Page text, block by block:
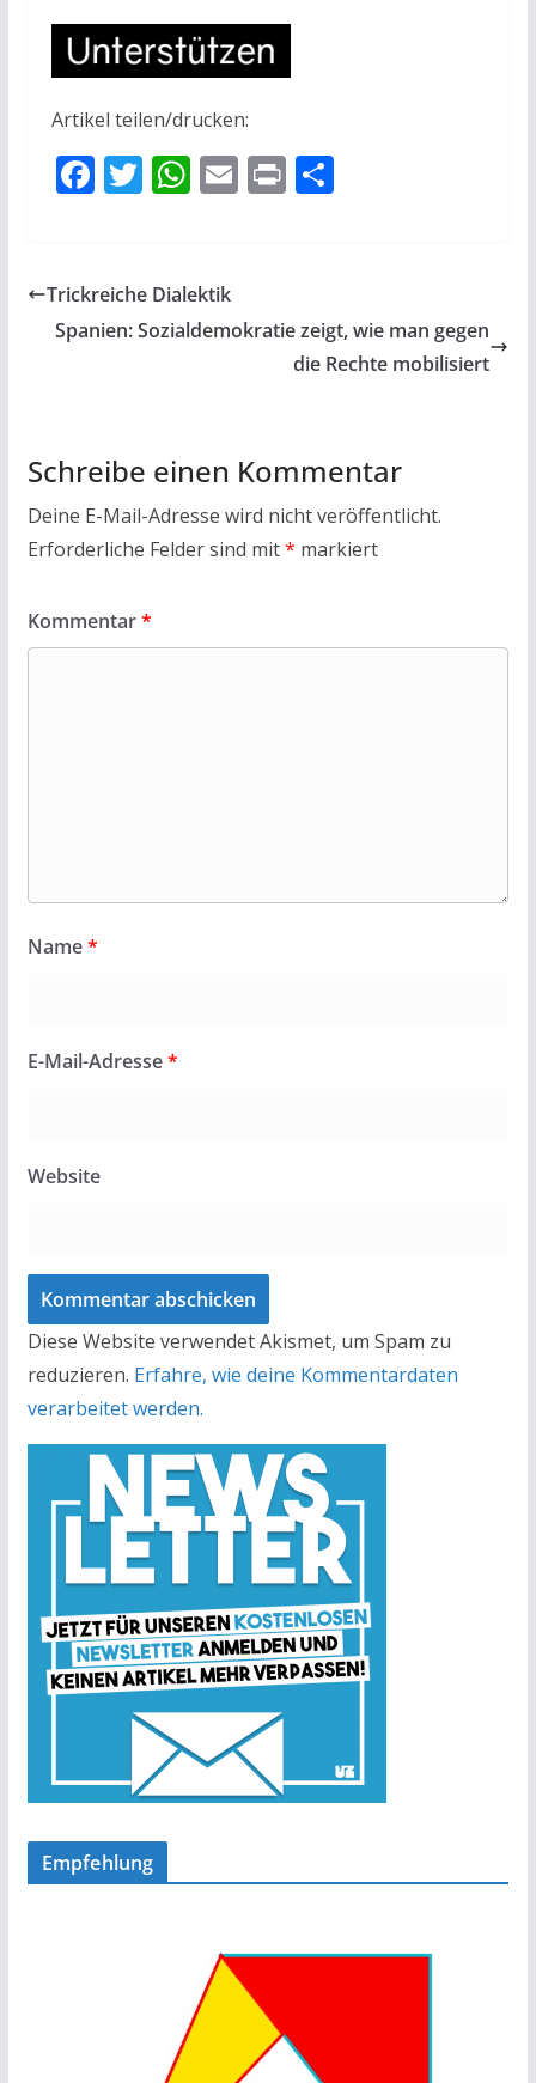
Artikel teilen/drucken:
F
ac
b
o
T
w
er
W
h
s
A
E
m
Pr
in
T
Trickreiche Dialektik
Spanien: Sozialdemokratie zeigt, wie man gegen
die Rechte mobilisiert
Schreibe einen Kommentar
Deine E-Mail-Adresse wird nicht veröffentlicht.
Erforderliche Felder sind mit* markiert
Kommentar*
Name*
E-Mail-Adresse*
Website
Diese Website verwendet Akismet, um Spam zu
reduzieren. Erfahre, wie deine Kommentardaten
verarbeitet werden.
Empfehlung